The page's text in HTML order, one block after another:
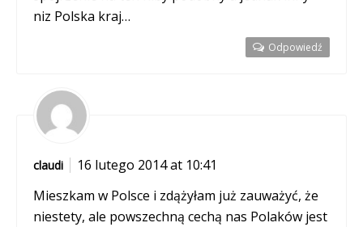
niz Polska kraj…
Odpowiedź
claudi
16 lutego 2014 at 10:41
Mieszkam w Polsce i zdążyłam już zauważyć, że
niestety, ale powszechną cechą nas Polaków jest